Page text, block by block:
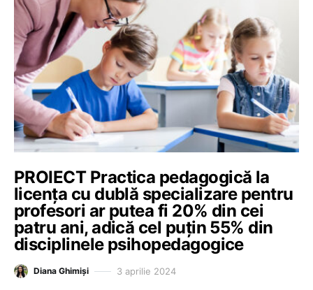
PROIECT Practica pedagogică la
licența cu dublă specializare pentru
profesori ar putea fi 20% din cei
patru ani, adică cel puțin 55% din
disciplinele psihopedagogice
Diana Ghimiși 3 aprilie 2024